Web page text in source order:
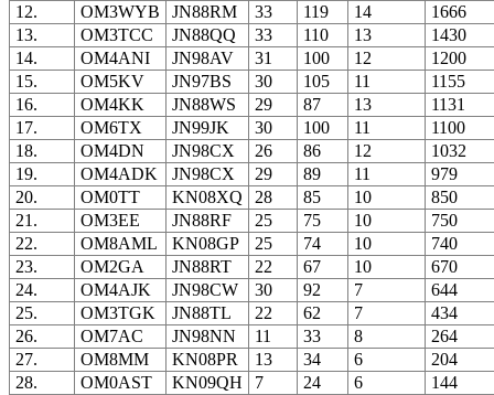
12.
OM3WYB JN88RM 33 119 14
1666
13.
OM3TCC JN88QQ 33 110 13
1430
14.
OM4ANI JN98AV 31 100 12
1200
15.
OM5KV JN97BS 30 105 11
1155
16.
OM4KK JN88WS 29 87 13
1131
17.
OM6TX JN99JK 30 100 11
1100
18.
OM4DN JN98CX 26 86 12
1032
19.
OM4ADK JN98CX 29 89 11
979
20.
OM0TT KN08XQ 28 85 10
850
21.
OM3EE JN88RF 25 75 10
750
22.
OM8AML KN08GP 25 74 10
740
23.
OM2GA JN88RT 22 67 10
670
24.
OM4AJK JN98CW 30 92 7
644
25.
OM3TGK JN88TL 22 62 7
434
26.
OM7AC JN98NN 11 33 8
264
27.
OM8MM KN08PR 13 34 6
204
28.
OM0AST KN09QH 7 24 6
144